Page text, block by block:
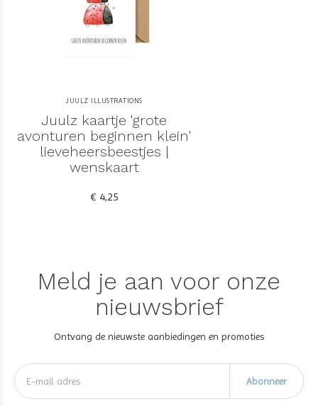
JUULZ ILLUSTRATIONS
Juulz kaartje 'grote
avonturen beginnen klein'
lieveheersbeestjes |
wenskaart
€ 4,25
Meld je aan voor onze
nieuwsbrief
Ontvang de nieuwste aanbiedingen en promoties
Abonneer